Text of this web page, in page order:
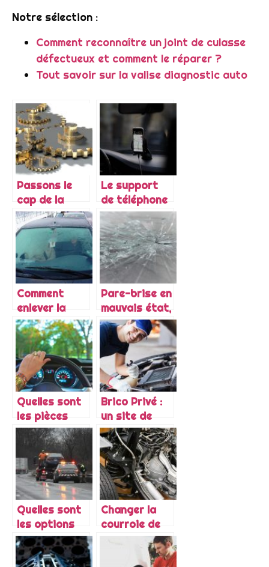
Notre sélection :
Comment reconnaître un joint de culasse
défectueux et comment le réparer ?
Tout savoir sur la valise diagnostic auto
Passons le
cap de la
digitalisation
de la
mécanique
automobile
Le support
de téléphone
pour voiture :
très pratique
pour
s’organiser
en voiture
Comment
enlever la
buée dans
une voiture ?
Pare-brise en
mauvais état,
que faire ?
Quelles sont
les pièces
auto que l’on
peut acheter
sur le web ?
Brico Privé :
un site de
bons plans
pour trouver
des
équipements
pour moto et
automobile
Quelles sont
les options
indispensables
à souscrire
Changer la
courroie de
distribution